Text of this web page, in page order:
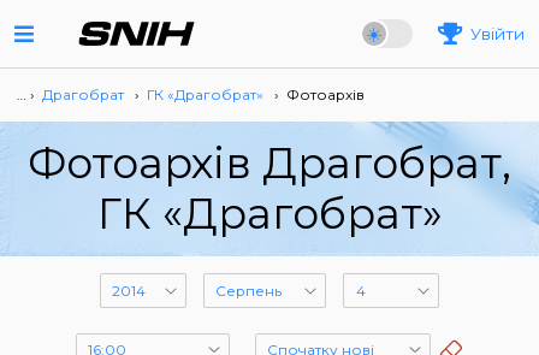
Увійти
… › Драгобрат › ГК «Драгобрат» › Фотоархів
Фотоархів Драгобрат,
ГК «Драгобрат»